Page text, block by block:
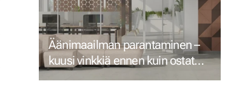
Äänimaailman parantaminen –
kuusi vinkkiä ennen kuin ostat